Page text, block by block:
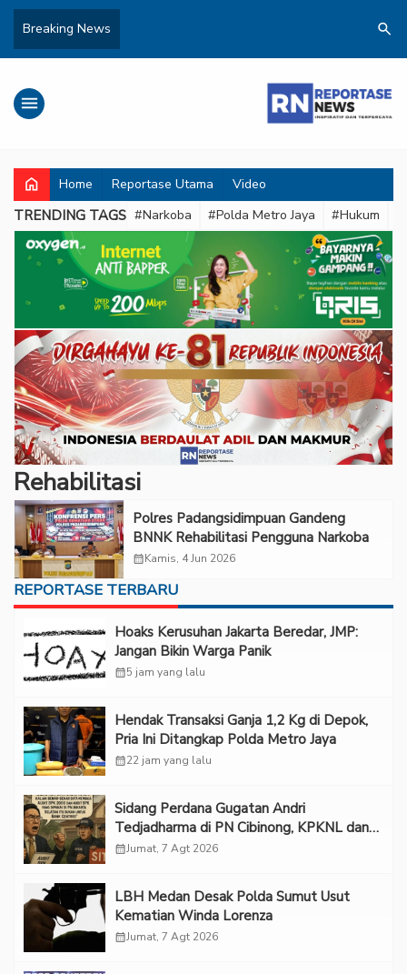
Breaking News search
menu
home Home Reportase Utama Video
TRENDING TAGS #Narkoba #Polda Metro Jaya #Hukum
Rehabilitasi
Polres Padangsidimpuan Gandeng
BNNK Rehabilitasi Pengguna Narkoba
calendar_monthKamis, 4 Jun 2026
REPORTASE TERBARU
Hoaks Kerusuhan Jakarta Beredar, JMP:
Jangan Bikin Warga Panik
calendar_month5 jam yang lalu
Hendak Transaksi Ganja 1,2 Kg di Depok,
Pria Ini Ditangkap Polda Metro Jaya
calendar_month22 jam yang lalu
Sidang Perdana Gugatan Andri
Tedjadharma di PN Cibinong, KPKNL dan
PUPN Mangkir
calendar_monthJumat, 7 Agt 2026
LBH Medan Desak Polda Sumut Usut
Kematian Winda Lorenza
calendar_monthJumat, 7 Agt 2026